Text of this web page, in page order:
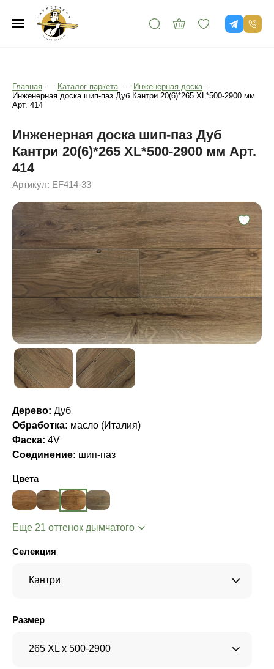
Главная — Каталог паркета — Инженерная доска —
Инженерная доска шип-паз Дуб Кантри 20(6)*265 XL*500-2900 мм
Арт. 414
Инженерная доска шип-паз Дуб
Кантри 20(6)*265 XL*500-2900 мм Арт.
414
Артикул: EF414-33
Дерево: Дуб
Обработка: масло (Италия)
Фаска: 4V
Соединение: шип-паз
Цвета
Еще 21 оттенок дымчатого
Селекция
Кантри
Размер
265 XL x 500-2900